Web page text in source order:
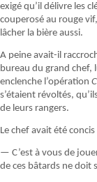
exigé qu’il délivre les
couperosé au rouge
lâcher la bière aussi.
A peine avait-il
bureau du grand chef,
enclenche l’opération
s’étaient révoltés,
de leurs rangers.
Le chef avait été
— C’est à vous de
de ces bâtards ne doit